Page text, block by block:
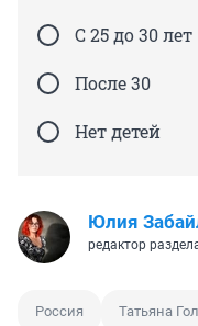
С 25 до 30 лет
После 30
Нет детей
Юлия
редактор
Россия Татьяна